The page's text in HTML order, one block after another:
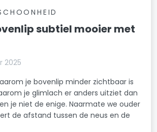
subtiel mooier met
2025
je bovenlip minder zichtbaar is
je glimlach er anders uitziet dan
je niet de enige. Naarmate we ouder
de afstand tussen de neus en de